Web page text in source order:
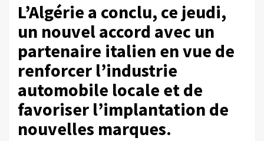
L’Algérie a conclu, ce jeudi,
un nouvel accord avec un
partenaire italien en vue de
renforcer l’industrie
automobile locale et de
favoriser l’implantation de
nouvelles marques.